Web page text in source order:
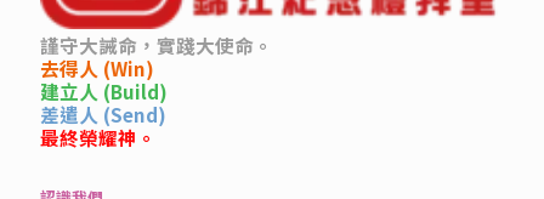
謹守大誡命，實踐大使命。
去得人 (Win)
建立人 (Build)
差遣人 (Send)
最終榮耀神。